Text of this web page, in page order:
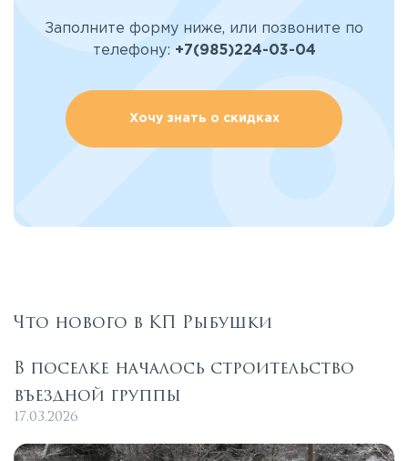
Заполните форму ниже, или позвоните по
телефону: +7(985)224-03-04
Хочу знать о скидках
Что нового в КП Рыбушки
В поселке началось строительство
въездной группы
17.03.2026